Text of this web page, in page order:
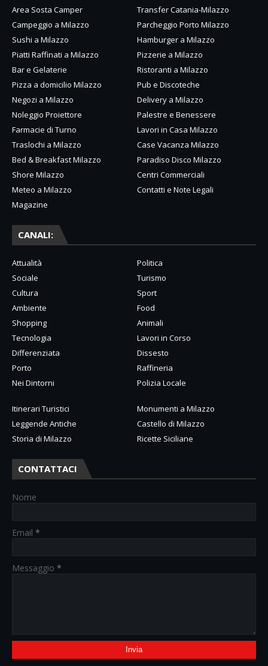
Area Sosta Camper
Transfer Catania-Milazzo
Campeggio a Milazzo
Parcheggio Porto Milazzo
Sushi a Milazzo
Hamburger a Milazzo
Piatti Raffinati a Milazzo
Pizzerie a Milazzo
Bar e Gelaterie
Ristoranti a Milazzo
Pizza a domicilio Milazzo
Pub e Discoteche
Negozi a Milazzo
Delivery a Milazzo
Noleggio Proiettore
Palestre e Benessere
Farmacie di Turno
Lavori in Casa Milazzo
Traslochi a Milazzo
Case Vacanza Milazzo
Bed & Breakfast Milazzo
Paradiso Disco Milazzo
Shore Milazzo
Centri Commerciali
Meteo a Milazzo
Contatti e Note Legali
Magazine
CANALI:
Attualità
Politica
Sociale
Turismo
Cultura
Sport
Ambiente
Food
Shopping
Animali
Tecnologia
Lavori in Corso
Differenziata
Dissesto
Porto
Raffineria
Nei Dintorni
Polizia Locale
Itinerari Turistici
Monumenti a Milazzo
Leggende Antiche
Castello di Milazzo
Storia di Milazzo
Ricette Siciliane
CONTATTACI
Nome
Email *
Messaggio *